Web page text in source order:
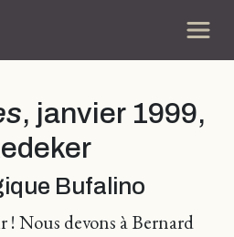
, janvier 1999,
Bufalino
Nous devons à Bernard